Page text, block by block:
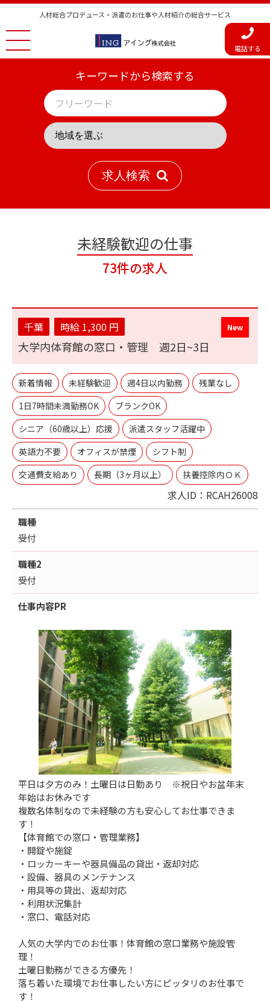
人材総合プロデュース・派遣のお仕事や人材紹介の総合サービス
電話する
キーワードから検索する
求人検索
未経験歓迎の仕事
73件の求人
千葉 時給 1,300 円
大学内体育館の窓口・管理 週2日~3日
新着情報 未経験歓迎 週4日以内勤務
残業なし
1日7時間未満勤務OK
ブランクOK
シニア（60歳以上）応援
派遣スタッフ活躍中
英語力不要
オフィスが禁煙
シフト制
交通費支給あり
長期（3ヶ月以上） 扶養控除内ＯＫ
求人ID：RCAH26008
職種
受付
職種2
受付
仕事内容PR
平日は夕方のみ！土曜日は日勤あり ※祝日やお盆年末
年始はお休みです
複数名体制なので未経験の方も安心してお仕事できま
す！
【体育館での窓口・管理業務】
・開錠や施錠
・ロッカーキーや器具備品の貸出・返却対応
・設備、器具のメンテナンス
・用具等の貸出、返却対応
・利用状況集計
・窓口、電話対応
人気の大学内でのお仕事！体育館の窓口業務や施設管
理！
土曜日勤務ができる方優先！
落ち着いた環境でお仕事したい方にピッタリのお仕事で
す！